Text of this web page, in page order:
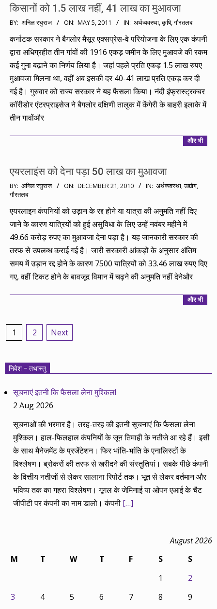
किसानों को 1.5 लाख नहीं, 41 लाख का मुआवजा
2011-
05-
BY: अनिल रघुराज ON: MAY 5, 2011 IN: अर्थव्यवस्था,कृषि,गौरतलब
कर्नाटक सरकार ने बैगलोर मैसूर एक्सप्रेस-वे परियोजना के लिए एक कंपनी
द्वारा अधिग्रहीत तीन गांवों की 1916 एकड़ जमीन के लिए मुआवजे की रकम
कई गुना बढ़ाने का निर्णय लिया है। जहां पहले प्रति एकड़ 1.5 लाख रुपए
मुआवजा मिलना था, वहीं अब इसकी दर 40-41 लाख प्रति एकड़ कर दी
गई है। गुरुवार को राज्य सरकार ने यह फैसला किया। नंदी इंफ्रास्ट्रक्चर
कॉरीडोर एंटरप्राइसेज ने बैगलोर दक्षिणी तालुक में केंगेरी के बाहरी इलाके में
तीन गावोंऔर
और भी
एयरलाइंस को देना पड़ा 50 लाख का मुआवजा
2010-
12-
21
BY: अनिल रघुराज ON: DECEMBER 21, 2010 IN: अर्थव्यवस्था,उद्योग,
गौरतलब
एयरलाइन कंपनियों को उड़ान के रद्द होने या यात्रा की अनुमति नहीं दिए
जाने के कारण यात्रियों को हुई असुविधा के लिए उन्हें नवंबर महीने में
49.66 करोड़ रुपए का मुआवजा देना पड़ा है। यह जानकारी सरकार की
तरफ से उपलब्ध कराई गई है। जारी सरकारी आंकड़ों के अनुसार अंतिम
समय में उड़ान रद्द होने के कारण 7500 यात्रियों को 33.46 लाख रुपए दिए
गए, वहीं टिकट होने के बावजूद विमान में चढ़ने की अनुमति नहीं देनेऔर
और भी
Posts
1 2 Next
निवेश – तथास्तु
सूचनाएं इतनी कि फैसला लेना मुश्किल!
2 Aug 2026
सूचनाओं की भरमार है। तरह-तरह की इतनी सूचनाएं कि फैसला लेना
मुश्किल। हाल-फिलहाल कंपनियों के जून तिमाही के नतीजे आ रहे हैं। इसी
के साथ मैनेजमेंट के प्रजेंटेशन। फिर भांति-भांति के एनालिस्टों के
विश्लेषण। ब्रोकरों की तरफ से खरीदने की संस्तुतियां। सबके पीछे कंपनी
के वित्तीय नतीजों से लेकर सालाना रिपोर्ट तक। भूत से लेकर वर्तमान और
भविष्य तक का गहरा विश्लेषण। गूगल के जेमिनाई या ओपन एआई के चैट
जीपीटी पर कंपनी का नाम डालो। कंपनी […]
August 2026
M
T W T F S
S
1
2
3
4 5 6 7 8
9